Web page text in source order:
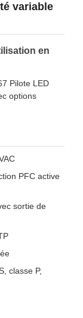
variable
en
Pilote LED
options
PFC active
sortie de
classe P,